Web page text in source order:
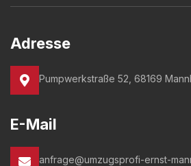
Adresse
Pumpwerkstraße 52, 68169
E-Mail
anfrage@umzugsprofi-ernst-